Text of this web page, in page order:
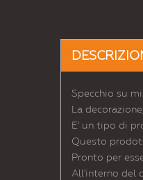
Specchio su
La
E' un tipo di
Questo
Pronto per
All'interno del